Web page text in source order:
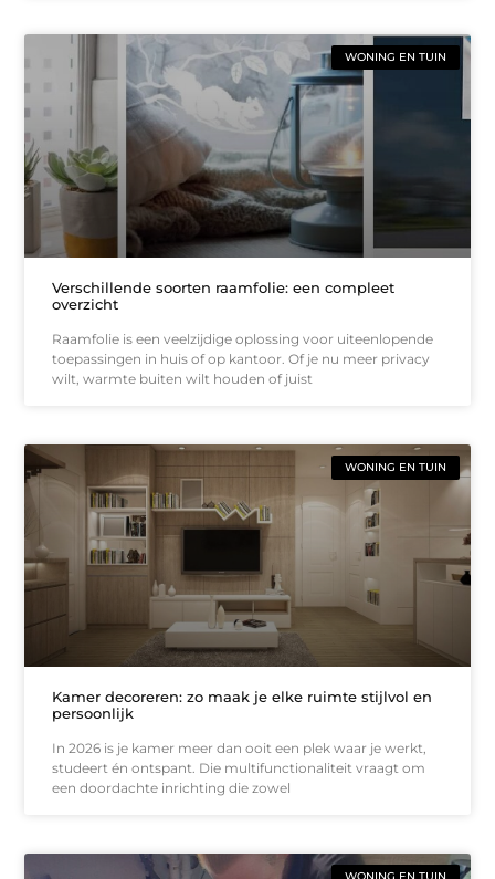
WONING EN TUIN
Verschillende soorten raamfolie: een compleet
overzicht
Raamfolie is een veelzijdige oplossing voor uiteenlopende
toepassingen in huis of op kantoor. Of je nu meer privacy
wilt, warmte buiten wilt houden of juist
WONING EN TUIN
Kamer decoreren: zo maak je elke ruimte stijlvol en
persoonlijk
In 2026 is je kamer meer dan ooit een plek waar je werkt,
studeert én ontspant. Die multifunctionaliteit vraagt om
een doordachte inrichting die zowel